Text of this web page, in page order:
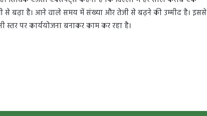
से बढ़ा है। आने वाले समय में संख्या और तेजी से बढ़ने की उम्मीद है। इससे
स्तर पर कार्ययोजना बनाकर काम कर रहा है।